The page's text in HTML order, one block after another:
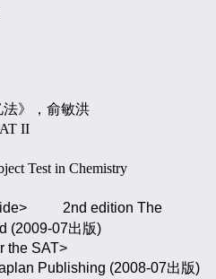
法》，俞敏洪
II
Test in Chemistry
2nd edition The
(2009-07出版)
the SAT>
Publishing (2008-07出版)